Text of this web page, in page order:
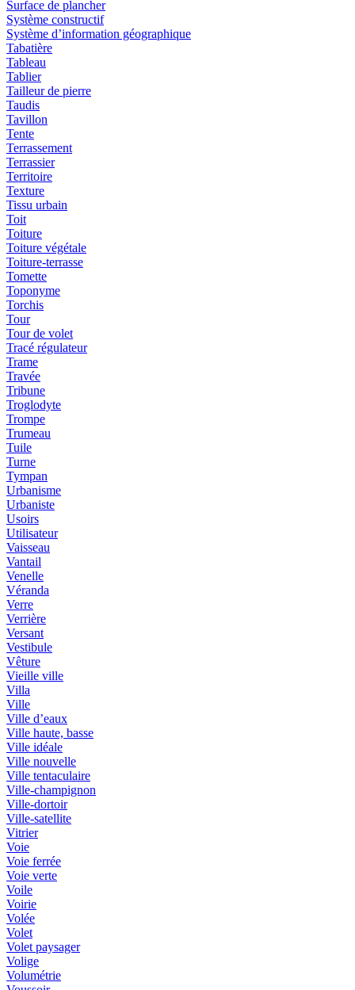
Surface de plancher
Système constructif
Système d’information géographique
Tabatière
Tableau
Tablier
Tailleur de pierre
Taudis
Tavillon
Tente
Terrassement
Terrassier
Territoire
Texture
Tissu urbain
Toit
Toiture
Toiture végétale
Toiture-terrasse
Tomette
Toponyme
Torchis
Tour
Tour de volet
Tracé régulateur
Trame
Travée
Tribune
Troglodyte
Trompe
Trumeau
Tuile
Turne
Tympan
Urbanisme
Urbaniste
Usoirs
Utilisateur
Vaisseau
Vantail
Venelle
Véranda
Verre
Verrière
Versant
Vestibule
Vêture
Vieille ville
Villa
Ville
Ville d’eaux
Ville haute, basse
Ville idéale
Ville nouvelle
Ville tentaculaire
Ville-champignon
Ville-dortoir
Ville-satellite
Vitrier
Voie
Voie ferrée
Voie verte
Voile
Voirie
Volée
Volet
Volet paysager
Volige
Volumétrie